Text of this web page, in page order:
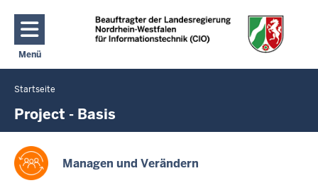
Direkt zum Inhalt
Menü
Navigation aktivieren/deaktivieren: Hauptmenü
Sie
befinden
hier
Startseite
Project - Basis
Managen und Verändern